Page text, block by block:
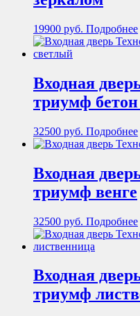
19900 руб. Подробнее
Входная
триумф
32500 руб. Подробнее
Входная
триумф венге
32500 руб. Подробнее
Входная
триумф